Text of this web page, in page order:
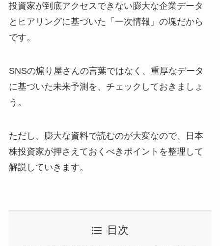
投資家が到底アクセスできない膨大な企業データ
とヒアリングに基づいた「一次情報」の塊だから
です。
SNSの煽り屋さんの言葉ではなく、重厚なデータ
に基づいた未来予測を、チェックしておきましょ
う。
ただし、膨大な資料で読むのが大変なので、日本
株投資家が押さえておくべきポイントを整理して
解説していきます。
目次